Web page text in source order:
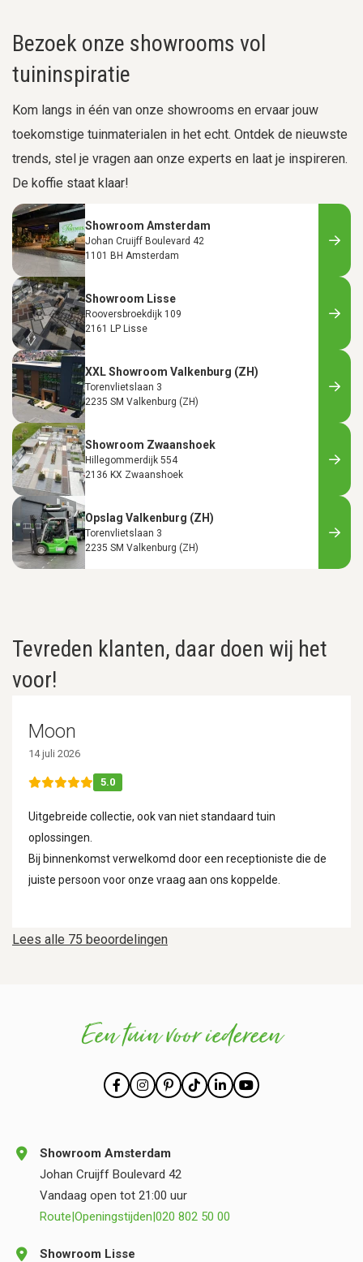
Bezoek onze showrooms vol
tuininspiratie
Kom langs in één van onze showrooms en ervaar jouw
toekomstige tuinmaterialen in het echt. Ontdek de nieuwste
trends, stel je vragen aan onze experts en laat je inspireren.
De koffie staat klaar!
Showroom Amsterdam
Johan Cruijff Boulevard 42
1101 BH Amsterdam
Showroom Lisse
Rooversbroekdijk 109
2161 LP Lisse
XXL Showroom Valkenburg (ZH)
Torenvlietslaan 3
2235 SM Valkenburg (ZH)
Showroom Zwaanshoek
Hillegommerdijk 554
2136 KX Zwaanshoek
Opslag Valkenburg (ZH)
Torenvlietslaan 3
2235 SM Valkenburg (ZH)
Tevreden klanten, daar doen wij het
voor!
Lees alle 75 beoordelingen
Moon
14 juli 2026
5.0
Uitgebreide collectie, ook van niet standaard tuin
oplossingen.
Bij binnenkomst verwelkomd door een receptioniste die de
juiste persoon voor onze vraag aan ons koppelde.
Een tuin voor iedereen
Showroom Amsterdam
Johan Cruijff Boulevard 42
Vandaag open tot 21:00 uur
Route|Openingstijden|020 802 50 00
Showroom Lisse